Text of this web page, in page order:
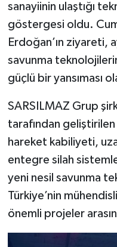
sanayiinin ulaştığı
göstergesi oldu.
Erdoğan’ın ziyareti,
savunma
güçlü bir yansıması
SARSILMAZ Grup
tarafından
hareket kabiliyeti,
entegre silah
yeni nesil savunma
Türkiye’nin
önemli projeler